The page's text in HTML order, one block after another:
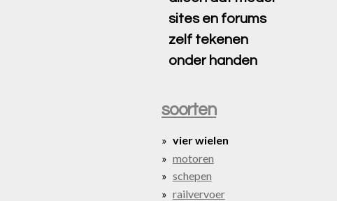
sites en forums
zelf tekenen
onder handen
soorten
vier wielen
motoren
schepen
railvervoer